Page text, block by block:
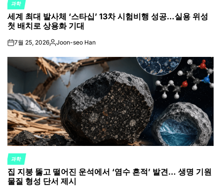
POSTED
IN
과학
세계 최대 발사체 ‘스타십’ 13차 시험비행 성공…실용 위성
첫 배치로 상용화 기대
on7월 25, 2026Posted
Joon-seo Han
POSTED
IN
과학
집 지붕 뚫고 떨어진 운석에서 ‘염수 흔적’ 발견… 생명 기원
물질 형성 단서 제시